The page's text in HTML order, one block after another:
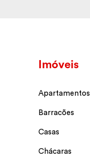
Imóveis
Apartamentos
Barracões
Casas
Chácaras